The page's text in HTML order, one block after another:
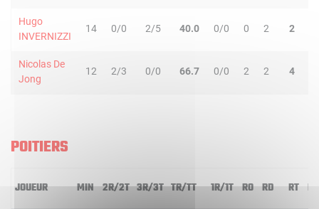
Hugo
INVERNIZZI
14 0/0 2/5 40.0 0/0 0 2 2
Nicolas De
Jong
12 2/3 0/0 66.7 0/0 2 2 4
POITIERS
JOUEUR MIN 2R/2T 3R/3T TR/TT 1R/1T RO RD RT PD